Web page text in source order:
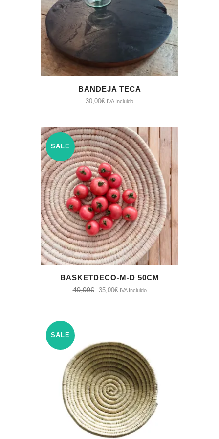
BANDEJA TECA
30,00€ IVA Incluido
SALE
BASKETDECO-M-D 50CM
40,00€
El
35,00€ElIVA Incluido
SALE